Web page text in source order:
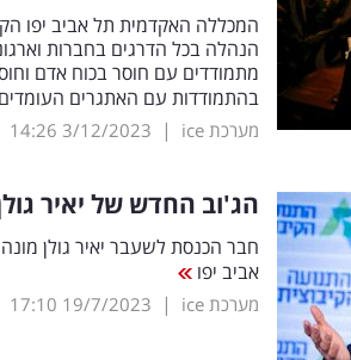
המכללה האקדמית תל אביב יפו
הנהלה בכל הדרגים בחברות
מתמודדים עם חוסר בכוח אדם
בהתמודדות עם האתגרים
מערכת ice |
3/12/2023
14:26
הג'וב החדש של יאיר
חבר הכנסת לשעבר יאיר גולן
אביב יפו
מערכת ice |
19/7/2023
17:10